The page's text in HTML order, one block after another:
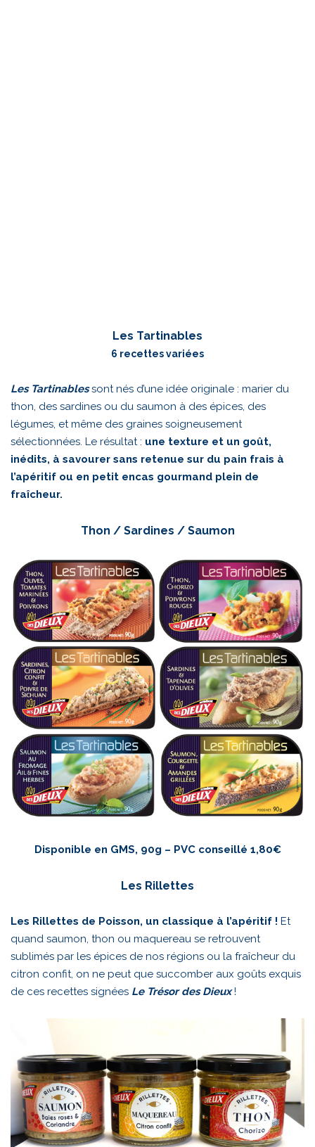
Les Tartinables
6 recettes variées
Les Tartinablessont nés d’une idée originale : marier du
thon, des sardines ou du saumon à des épices, des
légumes, et même des graines soigneusement
sélectionnées. Le résultat : une texture et un goût,
inédits, à savourer sans retenue sur du pain frais à
l’apéritif ou en petit encas gourmand plein de
fraîcheur.
Thon / Sardines / Saumon
Disponible en GMS, 90g – PVC conseillé 1,80€
Les Rillettes
Les Rillettes de Poisson, un classique à l’apéritif ! Et
quand saumon, thon ou maquereau se retrouvent
sublimés par les épices de nos régions ou la fraîcheur du
citron confit, on ne peut que succomber aux goûts exquis
de ces recettes signées Le Trésor des Dieux!